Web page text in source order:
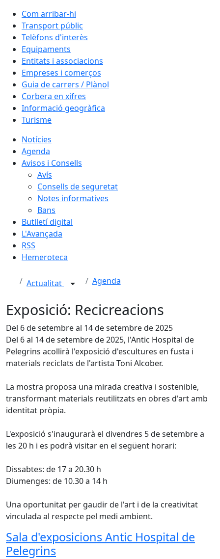
Com arribar-hi
Transport públic
Telèfons d'interès
Equipaments
Entitats i associacions
Empreses i comerços
Guia de carrers / Plànol
Corbera en xifres
Informació geogràfica
Turisme
Notícies
Agenda
Avisos i Consells
Avís
Consells de seguretat
Notes informatives
Bans
Butlletí digital
L'Avançada
RSS
Hemeroteca
Actualitat Agenda
Exposició: Recicreacions
Del 6 de setembre al 14 de setembre de 2025
Del 6 al 14 de setembre de 2025, l'Antic Hospital de
Pelegrins acollirà l'exposició d'escultures en fusta i
materials reciclats de l'artista Toni Alcober.
La mostra proposa una mirada creativa i sostenible,
transformant materials reutilitzats en obres d'art amb
identitat pròpia.
L'exposició s'inaugurarà el divendres 5 de setembre a
les 20 h i es podrà visitar en el següent horari:
Dissabtes: de 17 a 20.30 h
Diumenges: de 10.30 a 14 h
Una oportunitat per gaudir de l'art i de la creativitat
vinculada al respecte pel medi ambient.
Sala d'exposicions Antic Hospital de
Pelegrins